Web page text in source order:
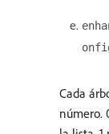
Cada
número.